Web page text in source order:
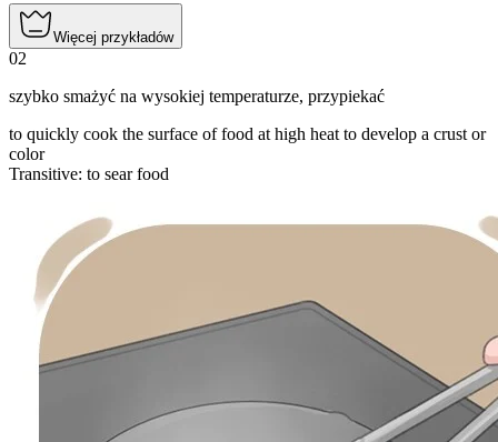
Więcej przykładów
02
szybko smażyć na wysokiej temperaturze, przypiekać
to quickly cook the surface of food at high heat to develop a crust or
color
Transitive: to searfood